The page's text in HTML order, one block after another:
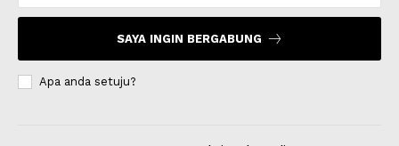
SAYA INGIN BERGABUNG
Apa anda setuju?